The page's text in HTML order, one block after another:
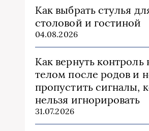
Как выбрать стулья
столовой и гостиной
04.08.2026
Как вернуть контроль
телом после родов и
пропустить сигналы,
нельзя игнорировать
31.07.2026